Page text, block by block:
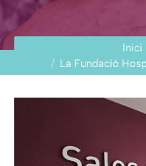
Inici
La Fundació